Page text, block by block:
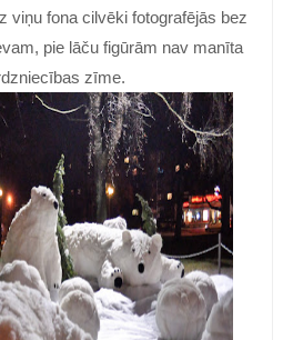
viņu fona cilvēki fotografējās bez
pie lāču figūrām nav manīta
zīme.